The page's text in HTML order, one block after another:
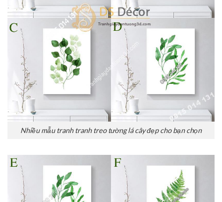
Nhiều mẫu tranh tranh treo tường lá cây đẹp cho bạn chọn